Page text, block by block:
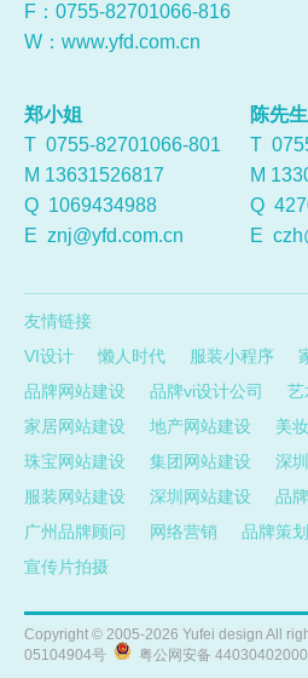
F：0755-82701066-816
W： www.yfd.com.cn
郑小姐
T 0755-82701066-801
M 13631526817
Q 1069434988
E znj@yfd.com.cn
陈先生
T
M
Q
E
友情链接
VI设计
懒人时代 服装小程序
品牌网站建设
品牌vi设计公司
艺
家居网站建设
地产网站建设
美
珠宝网站建设
集团网站建设
深
服装网站建设
深圳网站建设
品
广州品牌顾问
网络营销 品牌策划
宣传片拍摄
Copyright © 2005-2026 Yufei design All
05104904号
粤公网安备